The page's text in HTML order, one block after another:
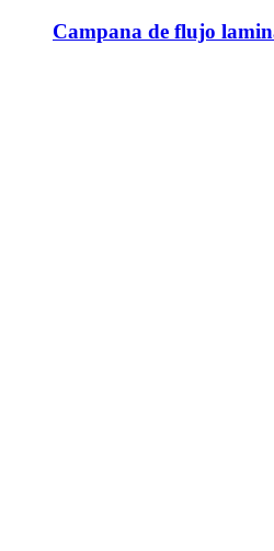
Campana de flujo